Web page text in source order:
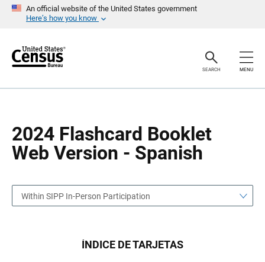
An official website of the United States government
Here’s how you know
r
SEARCH MENU
2024 Flashcard Booklet
Web Version - Spanish
a
Within SIPP In-Person Participation
ÍNDICE DE TARJETAS